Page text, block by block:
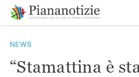
contenuto
SEARCH
NEWS
“Stamattina è